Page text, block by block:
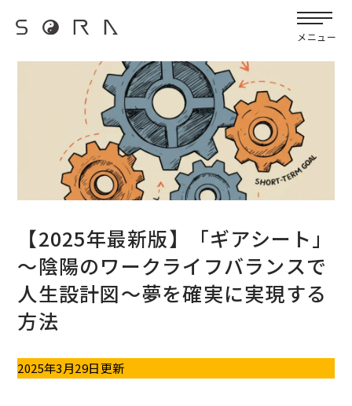
メニュー
宙SORAのブログ
【2025年最新版】「ギアシート」
～陰陽のワークライフバランスで
人生設計図～夢を確実に実現する
方法
2025年3月29日更新